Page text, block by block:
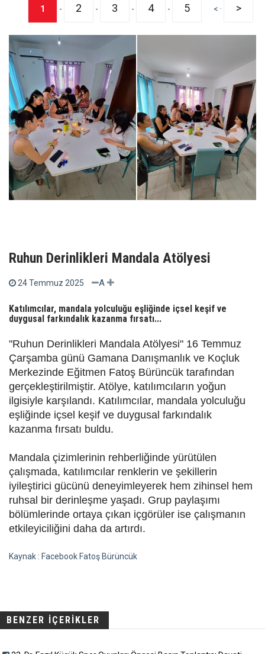
1 - 2 - 3 - 4 - 5 < · >
Ruhun Derinlikleri Mandala Atölyesi
24 Temmuz 2025 A
Katılımcılar, mandala yolculuğu eşliğinde içsel keşif ve
duygusal farkındalık kazanma fırsatı...
"Ruhun Derinlikleri Mandala Atölyesi" 16 Temmuz
Çarşamba günü Gamana Danışmanlık ve Koçluk
Merkezinde Eğitmen Fatoş Bürüncük tarafından
gerçekleştirilmiştir. Atölye, katılımcıların yoğun
ilgisiyle karşılandı. Katılımcılar, mandala yolculuğu
eşliğinde içsel keşif ve duygusal farkındalık
kazanma fırsatı buldu.
Mandala çizimlerinin rehberliğinde yürütülen
çalışmada, katılımcılar renklerin ve şekillerin
iyileştirici gücünü deneyimleyerek hem zihinsel hem
ruhsal bir derinleşme yaşadı. Grup paylaşımı
bölümlerinde ortaya çıkan içgörüler ise çalışmanın
etkileyiciliğini daha da artırdı.
Kaynak : Facebook Fatoş Bürüncük
BENZER İÇERİKLER